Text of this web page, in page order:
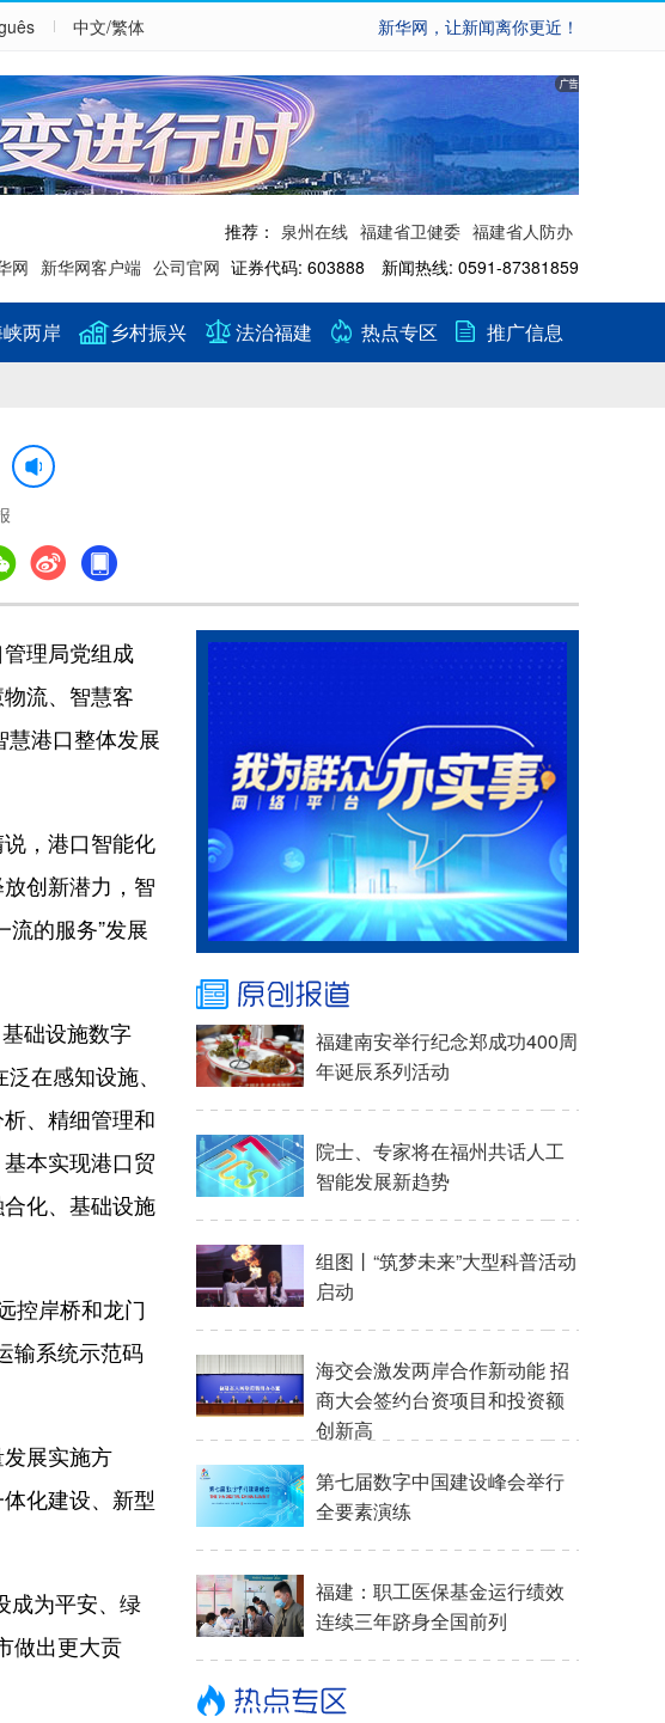
中文/繁体 新华网，让新闻离你更近！
推荐： 泉州在线 福建省卫健委 福建省人防办
网 新华网客户端 公司官网 证券代码: 603888 新闻热线: 0591-87381859
两岸 乡村振兴 法治福建 热点专区
推广信息
理局党组成
流、智慧客
港口整体发展
，港口智能化
创新潜力，智
的服务”发展
础设施数字
在感知设施、
、精细管理和
本实现港口贸
化、基础设施
控岸桥和龙门
输系统示范码
展实施方
化建设、新型
成为平安、绿
做出更大贡
福建南安举行纪念郑成功400周
年诞辰系列活动
院士、专家将在福州共话人工
智能发展新趋势
组图丨“筑梦未来”大型科普活动
启动
海交会激发两岸合作新动能 招
商大会签约台资项目和投资额
创新高
第七届数字中国建设峰会举行
全要素演练
福建：职工医保基金运行绩效
连续三年跻身全国前列